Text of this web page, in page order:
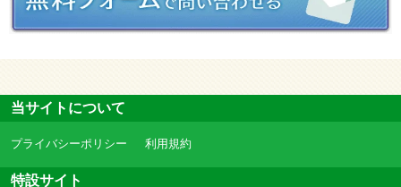
当サイトについて
プライバシーポリシー 利用規約
特設サイト